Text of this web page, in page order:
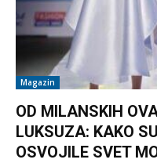
Magazin
OD MILANSKIH
LUKSUZA: KAKO
OSVOJILE SVET